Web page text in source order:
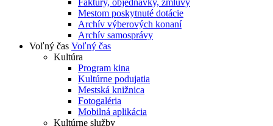
Faktúry, objednávky, zmluvy
Mestom poskytnuté dotácie
Archív výberových konaní
Archív samosprávy
Voľný čas Voľný čas
Kultúra
Program kina
Kultúrne podujatia
Mestská knižnica
Fotogaléria
Mobilná aplikácia
Kultúrne služby